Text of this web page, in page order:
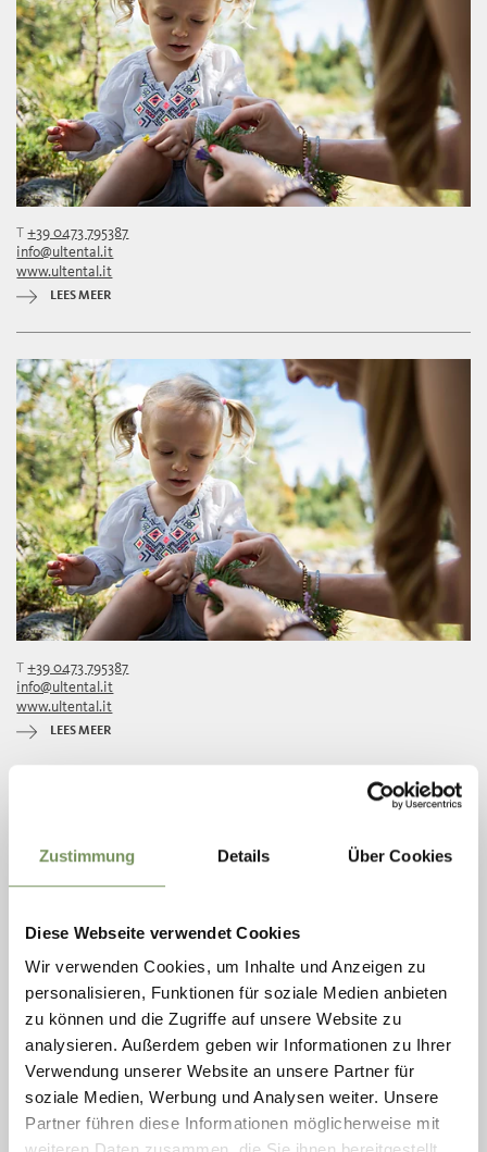
Zustimmung Details Über Cookies
Diese Webseite verwendet Cookies
Wir verwenden Cookies, um Inhalte und Anzeigen zu
personalisieren, Funktionen für soziale Medien anbieten
zu können und die Zugriffe auf unsere Website zu
analysieren. Außerdem geben wir Informationen zu Ihrer
Verwendung unserer Website an unsere Partner für
soziale Medien, Werbung und Analysen weiter. Unsere
Partner führen diese Informationen möglicherweise mit
T+39 0473 795387
info@ultental.it
www.ultental.it
LEES MEER
T+39 0473 795387
info@ultental.it
www.ultental.it
LEES MEER
T+39 0473 795387
info@ultental.it
www.ultental.it